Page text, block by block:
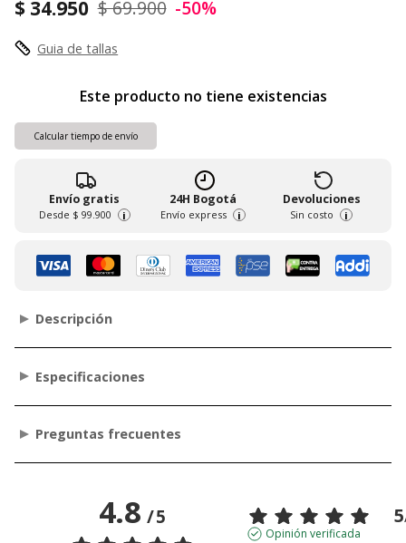
$ 34.950 $ 69.900 -50%
Guia de tallas
Este producto no tiene existencias
Calcular tiempo de envío
Envío gratis
Desde $ 99.900 i
24H Bogotá
Envío express i
Devoluciones
Sin costo i
Descripción
Especificaciones
Preguntas frecuentes
4.8/5 5
Opinión verificada